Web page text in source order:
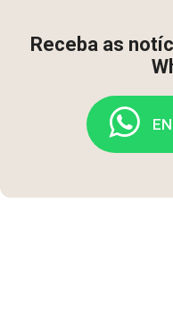
Receba as